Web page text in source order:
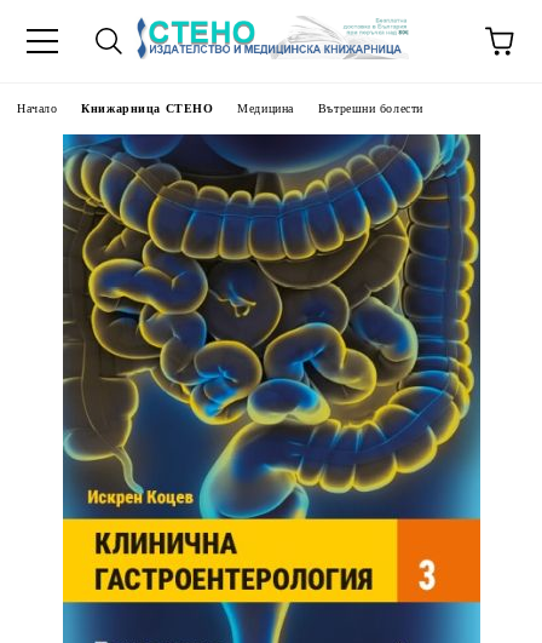
Начало Книжарница СТЕНО Медицина Вътрешни болести